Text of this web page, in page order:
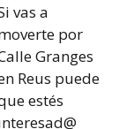
vas a
por
Granges
Reus puede
estés